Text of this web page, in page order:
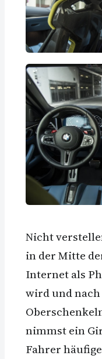
Nicht
in der Mitte
Internet als
wird und
nimmst ein
Fahrer